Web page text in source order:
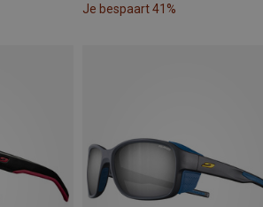
Je bespaart 41%